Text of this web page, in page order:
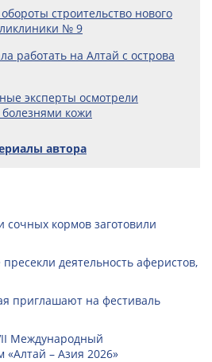
строительство нового
№ 9
работать на Алтай с острова
эксперты осмотрели
кожи
автора
сочных кормов заготовили
деятельность аферистов,
приглашают на фестиваль
Международный
– Азия 2026»